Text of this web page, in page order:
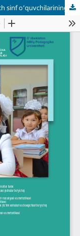
Inklyuziv ta’lim muhiti asosida boshlang‘ich sinf o‘quvchilarining texnologiya darslarida ijodiy qobiliyatlarini rivojlantirish metodikasi